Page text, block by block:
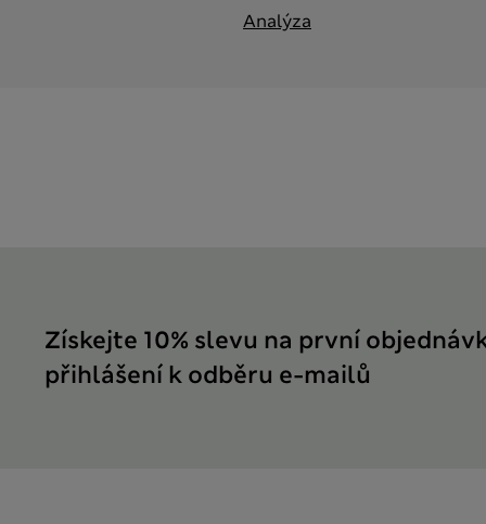
Analýza
Získejte 10% slevu na první
přihlášení k odběru e-mailů